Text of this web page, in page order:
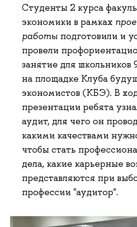
Студенты 2 курса
экономики в рамках
работы подготовили и
провели
занятие для школьников
на площадке Клуба
экономистов (КБЭ). В
презентации ребята
аудит, для чего он
какими качествами
чтобы стать
дела, какие карьерные
представляются при
профессии "аудитор".